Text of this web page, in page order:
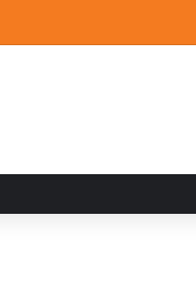
en el MUTVI 2026